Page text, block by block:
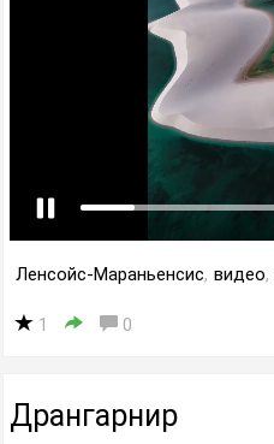
Ленсойс-Мараньенсис, видео,
1 0
Дрангарнир